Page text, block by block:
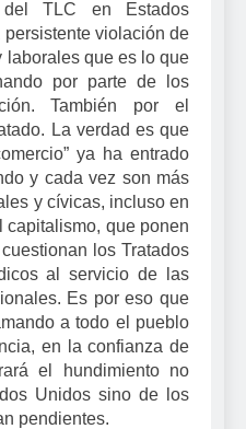
TLC en Estados
violación de
laborales que es lo que
por parte de los
También por el
La verdad es que
ya ha entrado
y cada vez son más
y cívicas, incluso en
capitalismo, que ponen
los Tratados
al servicio de las
Es por eso que
a todo el pueblo
en la confianza de
el hundimiento no
Unidos sino de los
pendientes.